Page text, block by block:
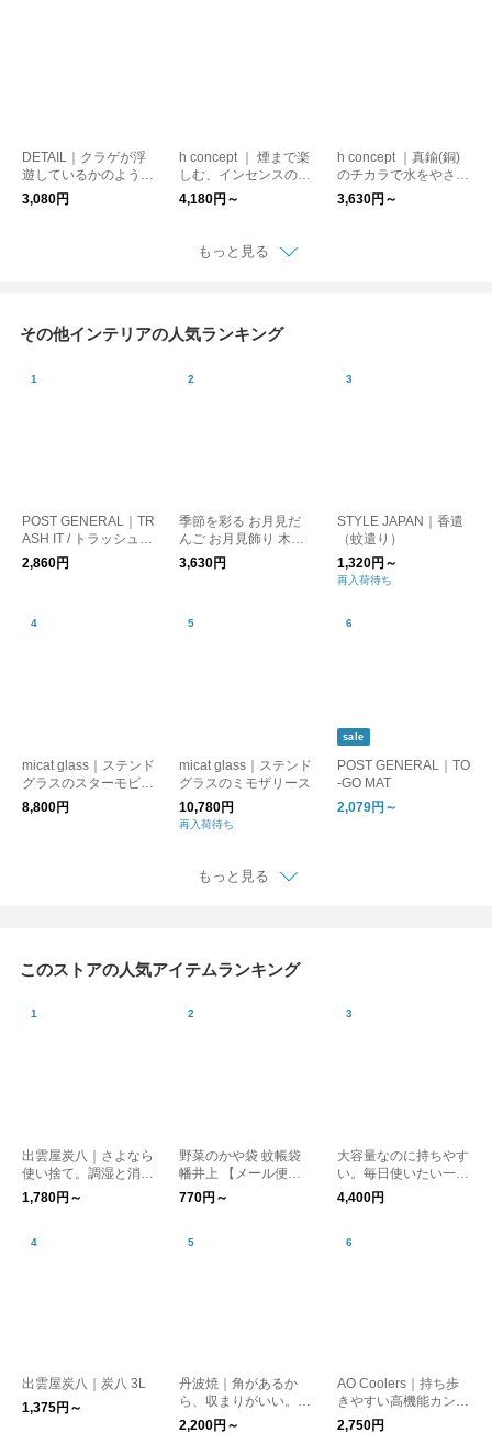
DETAIL｜クラゲが浮
遊しているかのような
ガラス製オブジェ Jell
yfish ペーパーウェイ
3,080円
h concept ｜ 煙まで楽
しむ、インセンスのか
たち Ori オリ インセ
ンスハウス あやせも
4,180円～
h concept ｜真鍮(銅)
のチカラで水をやさし
く守るハウス Ori オ
リハウス あやせもの
3,630円～
もっと見る
その他インテリアの人気ランキング
POST GENERAL｜TR
ASH IT / トラッシュイ
ット
2,860円
季節を彩る お月見だ
んご お月見飾り 木製
／ISLE SIGN インテリ
ア 雑貨 十五夜 秋
3,630円
STYLE JAPAN｜香遣
（蚊遣り）
1,320円～
再入荷待ち
micat glass｜ステンド
グラスのスターモビー
ル
8,800円
micat glass｜ステンド
グラスのミモザリース
10,780円
再入荷待ち
sale
POST GENERAL｜TO
-GO MAT
2,079円～
もっと見る
このストアの人気アイテムランキング
出雲屋炭八｜さよなら
使い捨て。調湿と消臭
に対策に「炭八かや袋
セット」メール便送料
1,780円～
野菜のかや袋 蚊帳袋
幡井上 【メール便
可】
770円～
大容量なのに持ちやす
い。毎日使いたい一
本。 人にもペットに
も シェアボトル TAK
シェアボトル 0.94L 動
4,400円
出雲屋炭八｜炭八 3L
1,375円～
丹波焼｜角があるか
ら、収まりがいい。そ
んな心地いいプレート
2,200円～
AO Coolers｜持ち歩
きやすい高機能カンク
ーラー ハンドル付き
2,750円